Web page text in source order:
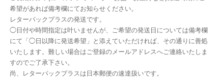
希望があれば備考欄にてお知らせください。
レターパックプラスの発送です。
◯日付や時間指定は叶いませんが、ご希望の発送日については備考欄
にて「◯日以降に発送希望」と添えていただければ、その通りに善処
いたします。難しい場合はご登録のメールアドレスへご連絡いたしま
すのでご了承下さい。
尚、レターパックプラスは日本郵便の速達扱いです。